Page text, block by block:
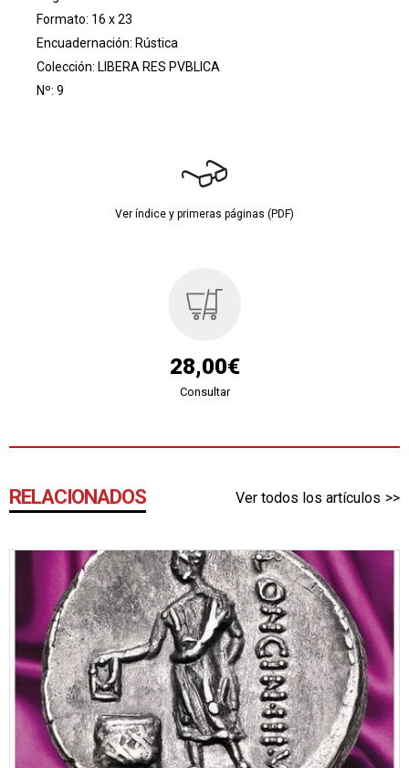
Formato: 16 x 23
Encuadernación: Rústica
Colección: LIBERA RES PVBLICA
Nº: 9
Ver índice y primeras páginas (PDF)
28,00€
Consultar
RELACIONADOS Ver todos los artículos